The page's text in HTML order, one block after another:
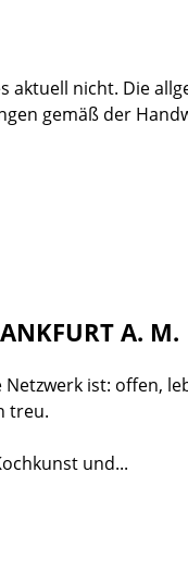
aktuell nicht. Die
gemäß der
A. M.
ist: offen,
treu.
und...